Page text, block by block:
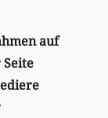
auf